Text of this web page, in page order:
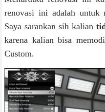
renovasi ini adalah untuk
Saya sarankan sih kalian
karena kalian bisa
Custom.